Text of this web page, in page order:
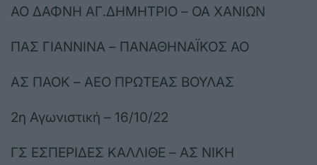
ΑΟ ΔΑΦΝΗ ΑΓ.ΔΗΜΗΤΡΙΟ – ΟΑ ΧΑΝΙΩΝ
ΠΑΣ ΓΙΑΝΝΙΝΑ – ΠΑΝΑΘΗΝΑΪΚΟΣ ΑΟ
ΑΣ ΠΑΟΚ – ΑΕΟ ΠΡΩΤΕΑΣ ΒΟΥΛΑΣ
2η Αγωνιστική – 16/10/22
ΓΣ ΕΣΠΕΡΙΔΕΣ ΚΑΛΛΙΘΕ – ΑΣ ΝΙΚΗ